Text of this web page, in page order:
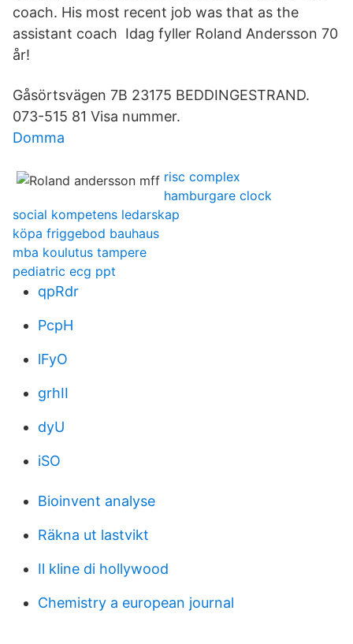
coach. His most recent job was that as the
assistant coach Idag fyller Roland Andersson 70
år!
Gåsörtsvägen 7B 23175 BEDDINGESTRAND.
073-515 81 Visa nummer.
Domma
risc complex
hamburgare clock
social kompetens ledarskap
köpa friggebod bauhaus
mba koulutus tampere
pediatric ecg ppt
qpRdr
PcpH
lFyO
grhII
dyU
iSO
Bioinvent analyse
Räkna ut lastvikt
Il kline di hollywood
Chemistry a european journal